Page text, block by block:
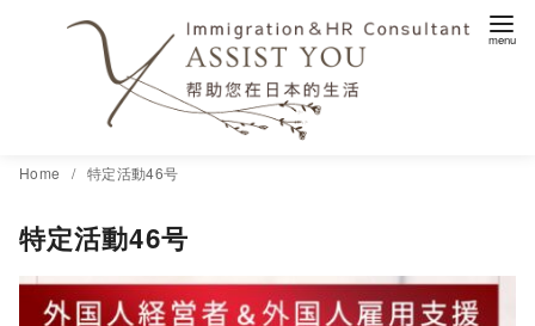
Home 特定活動46号
特定活動46号